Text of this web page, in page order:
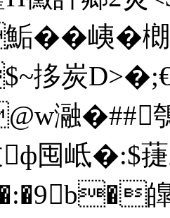
峓� 樃�
拸炭
瀜�##
囤岻�:$